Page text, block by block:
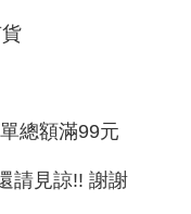
總額滿99元
請見諒!! 謝謝